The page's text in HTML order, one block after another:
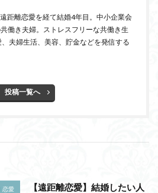
距離恋愛を経て結婚4年目。中小企業会
働き夫婦。ストレスフリーな共働き生
夫婦生活、美容、貯金などを発信する
投稿一覧へ
恋愛
【遠距離恋愛】結婚したい人